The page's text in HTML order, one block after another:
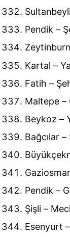
Pendik –
Kartal –
Fatih –
Maltepe –
Beykoz –
Bağcılar
Pendik –
Şişli –
Esenyurt